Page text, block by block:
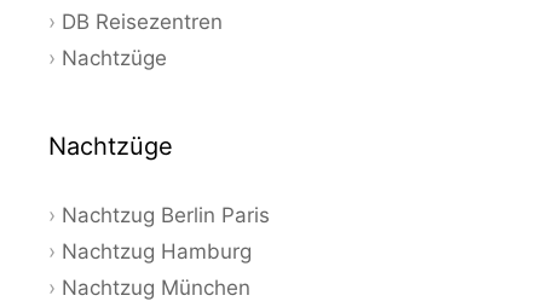
DB Reisezentren
Nachtzüge
Nachtzüge
Nachtzug Berlin Paris
Nachtzug Hamburg
Nachtzug München